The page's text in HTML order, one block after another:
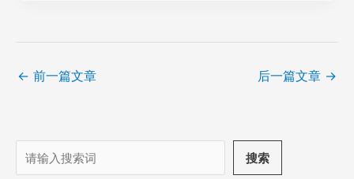
← 前一篇文章 后一篇文章 →
搜
索
搜索